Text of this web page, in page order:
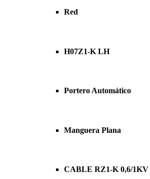
Red
H07Z1-K LH
Portero Automático
Manguera Plana
CABLE RZ1-K 0,6/1KV